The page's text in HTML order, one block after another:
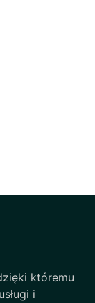
któremu
i